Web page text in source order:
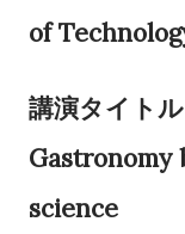
of
講演タイト
Gastronomy
science